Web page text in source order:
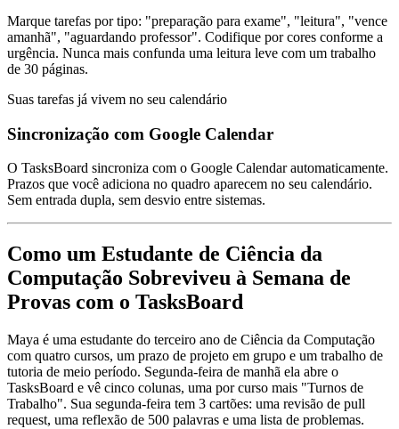
Marque tarefas por tipo: "preparação para exame", "leitura", "vence
amanhã", "aguardando professor". Codifique por cores conforme a
urgência. Nunca mais confunda uma leitura leve com um trabalho
de 30 páginas.
Suas tarefas já vivem no seu calendário
Sincronização com Google Calendar
O TasksBoard sincroniza com o Google Calendar automaticamente.
Prazos que você adiciona no quadro aparecem no seu calendário.
Sem entrada dupla, sem desvio entre sistemas.
Como um Estudante de Ciência da
Computação Sobreviveu à Semana de
Provas com o TasksBoard
Maya é uma estudante do terceiro ano de Ciência da Computação
com quatro cursos, um prazo de projeto em grupo e um trabalho de
tutoria de meio período. Segunda-feira de manhã ela abre o
TasksBoard e vê cinco colunas, uma por curso mais "Turnos de
Trabalho". Sua segunda-feira tem 3 cartões: uma revisão de pull
request, uma reflexão de 500 palavras e uma lista de problemas.